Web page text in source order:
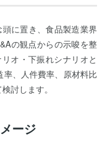
に置き、食品製造業界
の観点からの示唆を整
オ・下振れシナリオと
、人件費率、原材料比
討します。
ージ